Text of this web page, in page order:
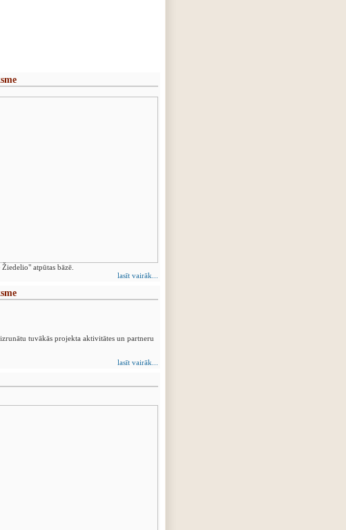
atpūtas bāzē.
lasīt vairāk...
tuvākās projekta aktivitātes un partneru
lasīt vairāk...